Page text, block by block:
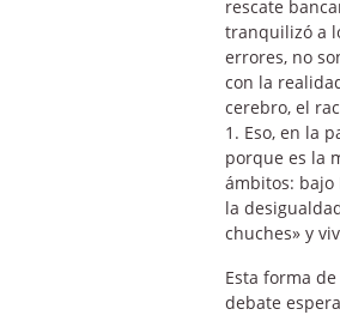
rescate
tranquilizó a
errores, no
con la
cerebro, el
1. Eso, en la
porque es la
ámbitos: bajo
la
chuches» y
Esta forma
debate